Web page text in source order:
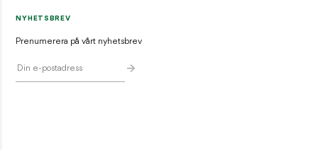
NYHETSBREV
Prenumerera på vårt nyhetsbrev